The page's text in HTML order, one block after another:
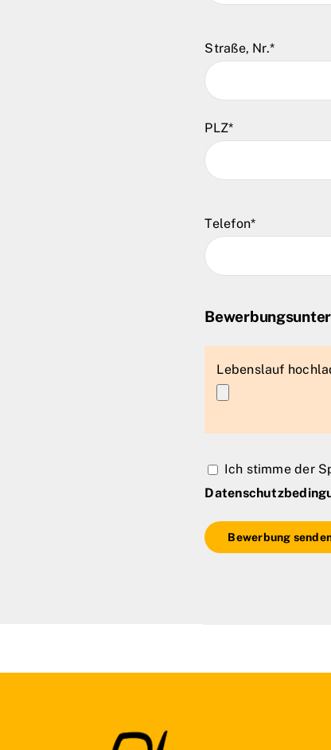
Straße, Nr.*
PLZ*
Telefon*
Lebenslauf
Ich stimme der